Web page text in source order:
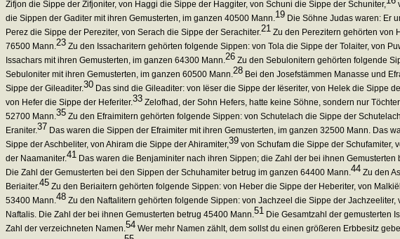
Zifjon die Sippe der Zifjoniter, von Haggi die Sippe der Haggiter, von Schuni die Sippe der Schuniter,
die Sippen der Gaditer mit ihren Gemusterten, im ganzen 40500 Mann. 19 Die Söhne Judas waren: Er
Perez die Sippe der Pereziter, von Serach die Sippe der Serachiter. 21 Zu den Perezitern gehörten von
76500 Mann. 23 Zu den Issacharitern gehörten folgende Sippen: von Tola die Sippe der Tolaiter, von
Issachars mit ihren Gemusterten, im ganzen 64300 Mann. 26 Zu den Sebulonitern gehörten folgende
Sebuloniter mit ihren Gemusterten, im ganzen 60500 Mann. 28 Bei den Josefstämmen Manasse und
Sippe der Gileaditer.30 Das sind die Gileaditer: von Iëser die Sippe der Iëseriter, von Helek die Sippe
von Hefer die Sippe der Heferiter.33 Zelofhad, der Sohn Hefers, hatte keine Söhne, sondern nur
52700 Mann. 35 Zu den Efraimitern gehörten folgende Sippen: von Schutelach die Sippe der
Eraniter.37 Das waren die Sippen der Efraimiter mit ihren Gemusterten, im ganzen 32500 Mann. Das
Sippe der Aschbeliter, von Ahiram die Sippe der Ahiramiter,39 von Schufam die Sippe der Schufamiter,
der Naamaniter.41 Das waren die Benjaminiter nach ihren Sippen; die Zahl der bei ihnen Gemusterten
Die Zahl der Gemusterten bei den Sippen der Schuhamiter betrug im ganzen 64400 Mann. 44 Zu den
Beriaiter.45 Zu den Beriaitern gehörten folgende Sippen: von Heber die Sippe der Heberiter, von
53400 Mann. 48 Zu den Naftalitern gehörten folgende Sippen: von Jachzeel die Sippe der Jachzeeliter,
Naftalis. Die Zahl der bei ihnen Gemusterten betrug 45400 Mann. 51 Die Gesamtzahl der gemusterten
Zahl der verzeichneten Namen. 54 Wer mehr Namen zählt, dem sollst du einen größeren Erbbesitz